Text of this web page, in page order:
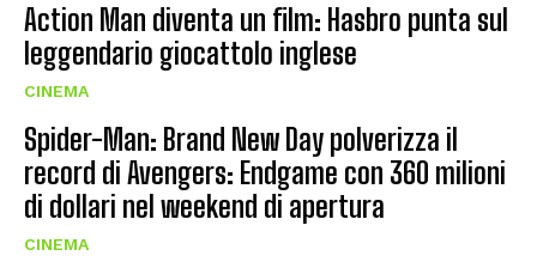
Action Man diventa un film: Hasbro punta sul
leggendario giocattolo inglese
CINEMA
Spider-Man: Brand New Day polverizza il
record di Avengers: Endgame con 360 milioni
di dollari nel weekend di apertura
CINEMA